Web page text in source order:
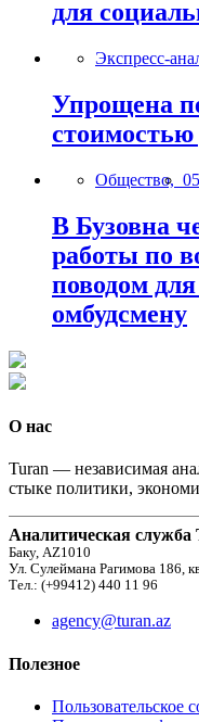
для
Экспресс-
Упрощена
стоимостью
Общество,
В Бузовна
работы по
поводом
омбудсмену
О нас
Turan — независимая
стыке политики,
Аналитическая служба
Баку, AZ1010
Ул. Сулеймана Рагимова 186,
Тел.: (+99412) 440 11 96
agency@turan.az
Полезное
Пользовательское